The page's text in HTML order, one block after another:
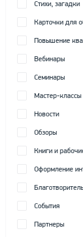
Стихи, загадки
Карточки для
Повышение
Вебинары
Семинары
Мастер-классы
Новости
Обзоры
Книги и
Оформление
События
Партнеры